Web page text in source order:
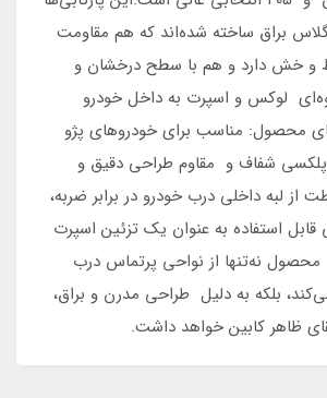
براق ساخته شده‌اند که هم مقاومت
خط و خش دارد و هم با سطح درخشان و
لوکس و اسپرت به داخل خودرو
محصول: مناسب برای خودروهای پژو
جنس: پلکسی شفاف و مقاوم طراحی دقیق و
لبه داخلی درب خودرو در برابر ضربه،
استفاده به عنوان یک تزئین اسپرت
نه‌تنها از نواحی پرتماس درب
بلکه به دلیل طراحی مدرن و براق،
ظاهر کابین خواهد داشت.